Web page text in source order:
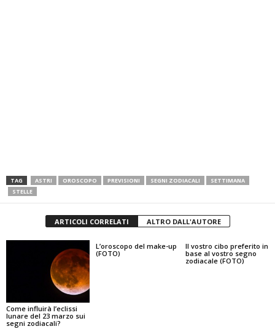
TAG ASTRI OROSCOPO PREVISIONI SEGNI ZODIACALI
SETTIMANA
STELLE
ARTICOLI CORRELATI ALTRO DALL'AUTORE
Come influirà l’eclissi
lunare del 23 marzo sui
segni zodiacali?
L’oroscopo del make-up
(FOTO)
Il vostro cibo preferito in
base al vostro segno
zodiacale (FOTO)